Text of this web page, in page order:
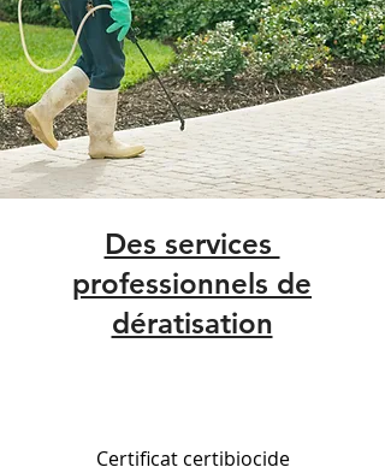
Des services
professionnels de
dératisation
Certificat certibiocide